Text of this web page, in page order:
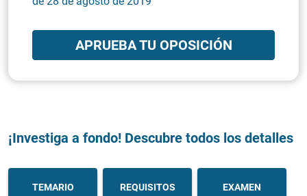
APRUEBA TU OPOSICIÓN
¡Investiga a fondo! Descubre todos los detalles
TEMARIO REQUISITOS EXAMEN